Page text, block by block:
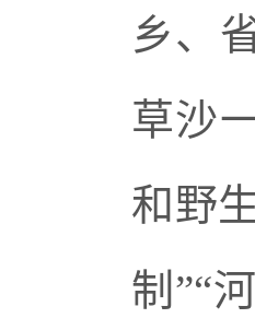
乡、
草沙
和野
制”“